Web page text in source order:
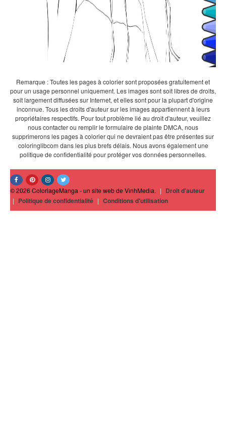
Remarque : Toutes les pages à colorier sont proposées gratuitement et
pour un usage personnel uniquement. Les images sont soit libres de droits,
soit largement diffusées sur Internet, et elles sont pour la plupart d'origine
inconnue. Tous les droits d'auteur sur les images appartiennent à leurs
propriétaires respectifs. Pour tout problème lié au droit d'auteur, veuillez
nous contacter ou remplir le formulaire de plainte DMCA, nous
supprimerons les pages à colorier qui ne devraient pas être présentes sur
coloringlibcom dans les plus brefs délais. Nous avons également une
politique de confidentialité pour protéger vos données personnelles.
© 2026 ColoriageManga - un site web de VinhMedia. | Droit d'auteur
| Politique de confidentialité | Conditions d'utilisation